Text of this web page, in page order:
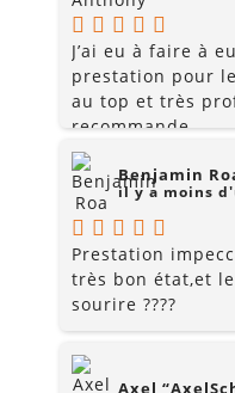
J’ai eu à faire à
prestation pour
au top et très
recommande
Benjamin
il y a moins
Prestation
très bon état,et
sourire ????
Axel